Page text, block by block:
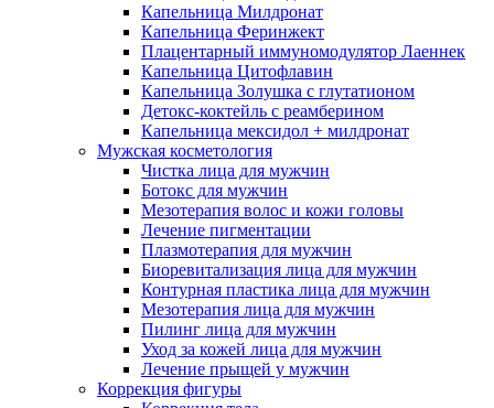
Капельница Милдронат
Капельница Феринжект
Плацентарный иммуномодулятор Лаеннек
Капельница Цитофлавин
Капельница Золушка с глутатионом
Детокс-коктейль с реамберином
Капельница мексидол + милдронат
Мужская косметология
Чистка лица для мужчин
Ботокс для мужчин
Мезотерапия волос и кожи головы
Лечение пигментации
Плазмотерапия для мужчин
Биоревитализация лица для мужчин
Контурная пластика лица для мужчин
Мезотерапия лица для мужчин
Пилинг лица для мужчин
Уход за кожей лица для мужчин
Лечение прыщей у мужчин
Коррекция фигуры